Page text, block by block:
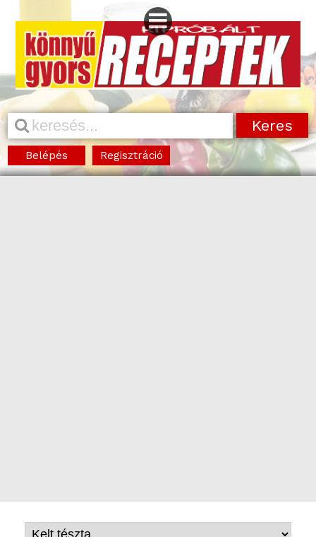
Belépés Regisztráció